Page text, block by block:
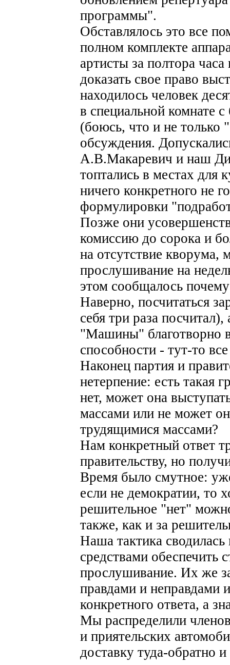
программы".
Обставлялось это все
полном комплекте
артисты за полтора
доказать свое право
находилось человек
в специальной комнате
(боюсь, что и не только
обсуждения.
А.В.Макаревич и наш
топтались в местах для
ничего конкретного не
формулировки
Позже они
комиссию до сорока и
на отсутствие кворума,
прослушивание на
этом сообщалось
Наверно, посчитаться
себя три раза
"Машины" благотворно
способности - тут-то
Наконец партия и
нетерпение: есть такая
нет, может она
массами или не может
трудящимися массами?
Нам конкретный ответ
правительству, но
Время было смутное:
если не демократии, то
решительное "нет"
также, как и за
Наша тактика
средствами обеспечить
прослушивание. Их же
правдами и неправдами
конкретного ответа, а
Мы распределили
и приятельских
доставку туда-обратно